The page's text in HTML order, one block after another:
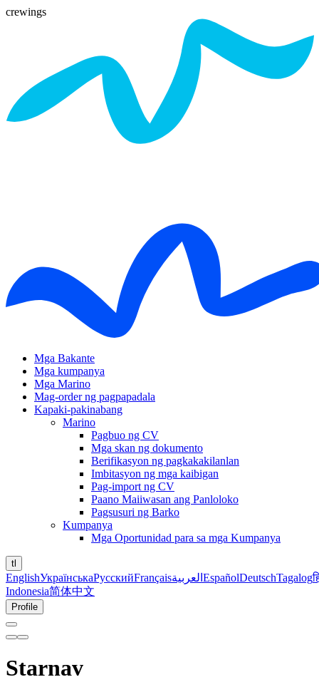
crewings
Mga Bakante
Mga kumpanya
Mga Marino
Mag-order ng pagpapadala
Kapaki-pakinabang
Marino
Pagbuo ng CV
Mga skan ng dokumento
Berifikasyon ng pagkakakilanlan
Imbitasyon ng mga kaibigan
Pag-import ng CV
Paano Maiiwasan ang Panloloko
Pagsusuri ng Barko
Kumpanya
Mga Oportunidad para sa mga Kumpanya
tl
EnglishУкраїнськаРусскийFrançaisالعربية EspañolDeutschTagalog
Indonesia简体中文
Profile
Starnav